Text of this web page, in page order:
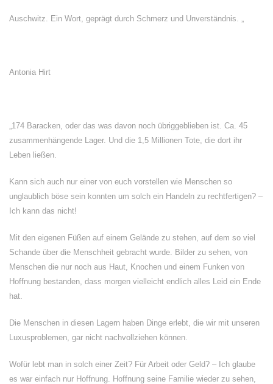
Auschwitz. Ein Wort, geprägt durch Schmerz und Unverständnis. „
Antonia Hirt
„174 Baracken, oder das was davon noch übriggeblieben ist. Ca. 45
zusammenhängende Lager. Und die 1,5 Millionen Tote, die dort ihr
Leben ließen.
Kann sich auch nur einer von euch vorstellen wie Menschen so
unglaublich böse sein konnten um solch ein Handeln zu rechtfertigen? –
Ich kann das nicht!
Mit den eigenen Füßen auf einem Gelände zu stehen, auf dem so viel
Schande über die Menschheit gebracht wurde. Bilder zu sehen, von
Menschen die nur noch aus Haut, Knochen und einem Funken von
Hoffnung bestanden, dass morgen vielleicht endlich alles Leid ein Ende
hat.
Die Menschen in diesen Lagern haben Dinge erlebt, die wir mit unseren
Luxusproblemen, gar nicht nachvollziehen können.
Wofür lebt man in solch einer Zeit? Für Arbeit oder Geld? – Ich glaube
es war einfach nur Hoffnung. Hoffnung seine Familie wieder zu sehen,